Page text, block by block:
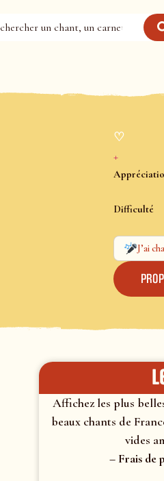
♡
+
Difficulté
J’ai
Affichez les plus
beaux chants de
vides
– Frais de